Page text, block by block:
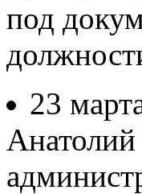
под
23
Анатолий